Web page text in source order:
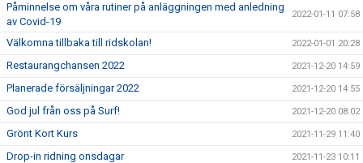
Påminnelse om våra rutiner på anläggningen med anledning
av Covid-19
2022-01-11 07:58
Välkomna tillbaka till ridskolan! 2022-01-01 20:28
Restaurangchansen 2022 2021-12-20 14:59
Planerade försäljningar 2022 2021-12-20 14:55
God jul från oss på Surf! 2021-12-20 08:02
Grönt Kort Kurs 2021-11-29 11:40
Drop-in ridning onsdagar 2021-11-23 10:11